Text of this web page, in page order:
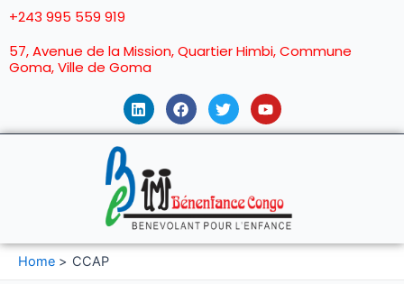
+243 995 559 919
57, Avenue de la Mission, Quartier Himbi, Commune
Goma, Ville de Goma
Home CCAP